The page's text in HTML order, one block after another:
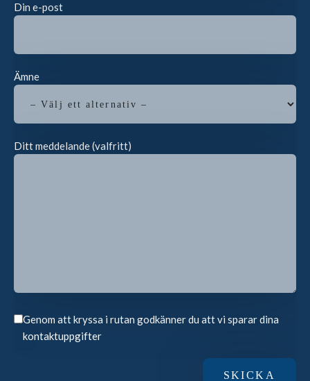
Din e-post
Ämne
Ditt meddelande (valfritt)
Genom att kryssa i rutan godkänner du att vi sparar dina
kontaktuppgifter